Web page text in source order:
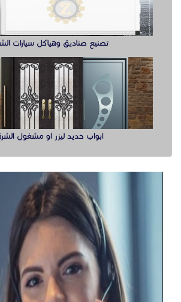
تصنيع صناديق وهياكل سيارات
ابواب حديد ليزر او مشغول